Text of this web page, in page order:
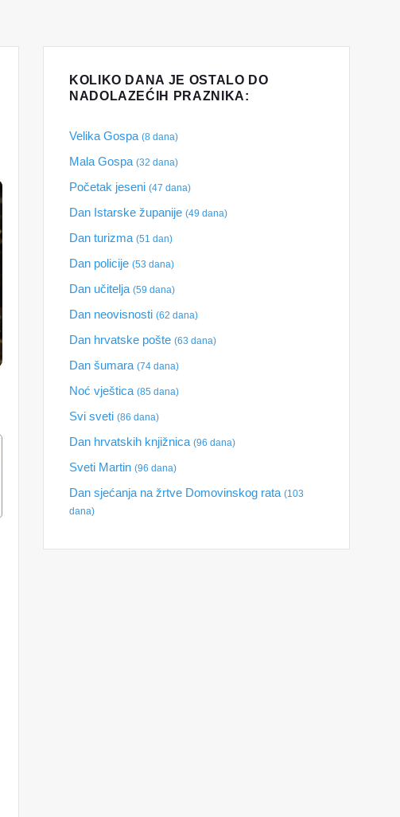
KOLIKO DANA JE OSTALO DO
NADOLAZEĆIH PRAZNIKA:
Velika Gospa (8 dana)
Mala Gospa (32 dana)
Početak jeseni (47 dana)
Dan Istarske županije (49 dana)
Dan turizma (51 dan)
Dan policije (53 dana)
Dan učitelja (59 dana)
Dan neovisnosti (62 dana)
Dan hrvatske pošte (63 dana)
Dan šumara (74 dana)
Noć vještica (85 dana)
Svi sveti (86 dana)
Dan hrvatskih knjižnica (96 dana)
Sveti Martin (96 dana)
Dan sjećanja na žrtve Domovinskog rata (103
dana)